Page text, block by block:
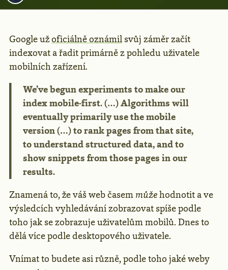
Google užoficiálně oznámil svůj záměr začít
indexovat a řadit primárně z pohledu uživatele
mobilních zařízení.
We’ve begun experiments to make our
index mobile-first. (…) Algorithms will
eventually primarily use the mobile
version (…) to rank pages from that site,
to understand structured data, and to
show snippets from those pages in our
results.
Znamená to, že váš web časem můžehodnotit a ve
výsledcích vyhledávání zobrazovat spíše podle
toho jak se zobrazuje uživatelům mobilů. Dnes to
dělá více podle desktopového uživatele.
Vnímat to budete asi různě, podle toho jaké weby